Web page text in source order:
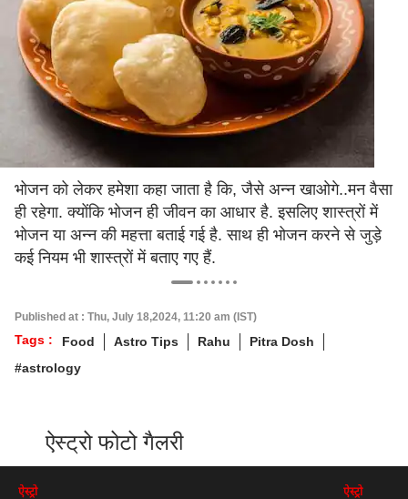
भोजन को लेकर हमेशा कहा जाता है कि, जैसे अन्न खाओगे..मन वैसा
ही रहेगा. क्योंकि भोजन ही जीवन का आधार है. इसलिए शास्त्रों में
भोजन या अन्न की महत्ता बताई गई है. साथ ही भोजन करने से जुड़े
कई नियम भी शास्त्रों में बताए गए हैं.
Published at : Thu, July 18,2024, 11:20 am (IST)
Tags : Food Astro Tips Rahu
Pitra Dosh
#astrology
ऐस्ट्रो फोटो गैलरी
ऐस्ट्रो ऐस्ट्रो